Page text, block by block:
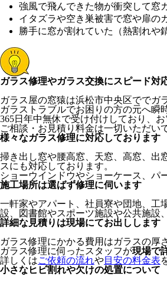
強風で飛んできた物が衝突して窓
イタズラや空き巣被害で窓や扉の
勝手に窓が割れていた（熱割れや
ガラス修理やガラス交換にスピード対
ガラス屋の窓猿は浜松市中央区ででガ
ガラストラブルでお困りの方の元へ瞬
365日年中無休で受け付けしており、
ご相談・お見積り料金は一切いただい
様々なガラス修理に対応しております
掃き出し窓や腰高窓、天窓、高窓、出
スにも対応しております。
ショーウインドウやショーケース、パ
施工場所は選ばず修理に伺います
一軒家やアパート、社員寮や団地、工
設、図書館やスポーツ施設や公共施設
詳細な見積りは現場にてお出しします
ガラス修理にかかる費用はガラスの厚
ガラス修理に伺ったスタッフが現場で
詳しくはご依頼の流れや目安の料金表
小さなヒビ割れや欠けの処置について